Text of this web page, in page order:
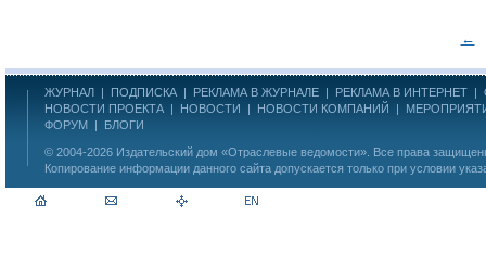
←
ЖУРНАЛ | ПОДПИСКА | РЕКЛАМА В ЖУРНАЛЕ | РЕКЛАМА В ИНТЕРНЕТ |
НОВОСТИ ПРОЕКТА | НОВОСТИ | НОВОСТИ КОМПАНИЙ |
ФОРУМ | БЛОГИ
© 2004-2026 Издательский дом «Отраслевые ведомости» . Все права
Копирование информации данного сайта допускается только при условии